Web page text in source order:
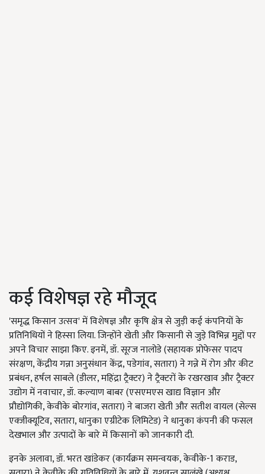
कई विशेषज्ञ रहे मौजूद
'समृद्ध किसान उत्सव' में विशेषज्ञ और कृषि क्षेत्र से जुड़ी कई कंपनियों के
प्रतिनिधियों ने हिस्सा लिया. जिन्होंने खेती और किसानी से जुड़े विभिन्न मुद्दों पर
अपने विचार साझा किए. इनमें, डॉ. सूरज नालोडे (सहायक प्रोफेसर पादप
संरक्षण, केंद्रीय गन्ना अनुसंधान केंद्र, पडेगांव, सतारा) ने गन्ने में रोग और कीट
प्रबंधन, हर्षल साबले (डीलर, महिंद्रा ट्रैक्टर) ने ट्रैक्टरों के रखरखाव और ट्रैक्टर
उद्योग में नवाचार, डॉ. कल्याण बाबर (एसएमएस खाद्य विज्ञान और
प्रौद्योगिकी, केवीके बोरगांव, सतारा) ने बाजरा खेती और सतीश वायल (सेल्स
एक्जीक्यूटिव, सतारा, धानुका एग्रीटेक लिमिटेड) ने धानुका कंपनी की फसल
देखभाल और उत्पादों के बारे में किसानों को जानकारी दी.
इनके अलावा, डॉ. भरत खांडेकर (कार्यक्रम समन्वयक, केवीके-1 कराड,